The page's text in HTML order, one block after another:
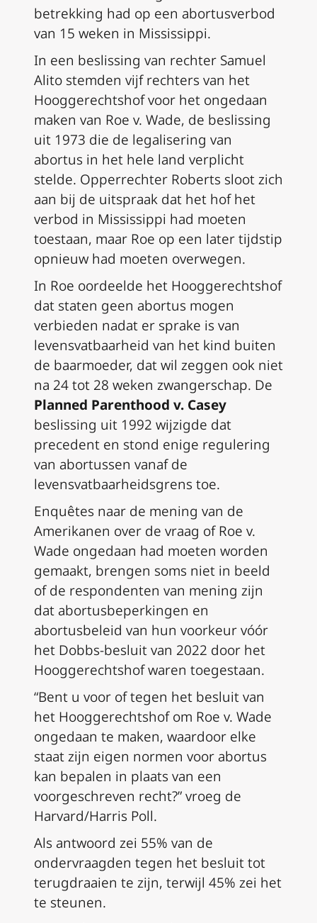
betrekking had op een abortusverbod
van 15 weken in Mississippi.
In een beslissing van rechter Samuel
Alito stemden vijf rechters van het
Hooggerechtshof voor het ongedaan
maken van Roe v. Wade, de beslissing
uit 1973 die de legalisering van
abortus in het hele land verplicht
stelde. Opperrechter Roberts sloot zich
aan bij de uitspraak dat het hof het
verbod in Mississippi had moeten
toestaan, maar Roe op een later tijdstip
opnieuw had moeten overwegen.
In Roe oordeelde het Hooggerechtshof
dat staten geen abortus mogen
verbieden nadat er sprake is van
levensvatbaarheid van het kind buiten
de baarmoeder, dat wil zeggen ook niet
na 24 tot 28 weken zwangerschap. De
Planned Parenthood v. Casey
beslissing uit 1992 wijzigde dat
precedent en stond enige regulering
van abortussen vanaf de
levensvatbaarheidsgrens toe.
Enquêtes naar de mening van de
Amerikanen over de vraag ofRoe v.
Wade ongedaan had moeten worden
gemaakt, brengen soms niet in beeld
of de respondenten van mening zijn
dat abortusbeperkingen en
abortusbeleid van hun voorkeur vóór
het Dobbs-besluit van 2022 door het
Hooggerechtshof waren toegestaan.
“Bent u voor of tegen het besluit van
het Hooggerechtshof om Roe v. Wade
ongedaan te maken, waardoor elke
staat zijn eigen normen voor abortus
kan bepalen in plaats van een
voorgeschreven recht?” vroeg de
Harvard/Harris Poll.
Als antwoord zei 55% van de
ondervraagden tegen het besluit tot
terugdraaien te zijn, terwijl 45% zei het
te steunen.